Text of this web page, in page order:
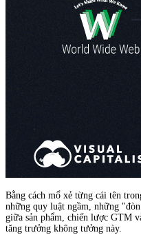
Bằng cách mổ xẻ từng cái tên
những quy luật ngầm, những
giữa sản phẩm, chiến lược GTM
tăng trưởng không tưởng này.